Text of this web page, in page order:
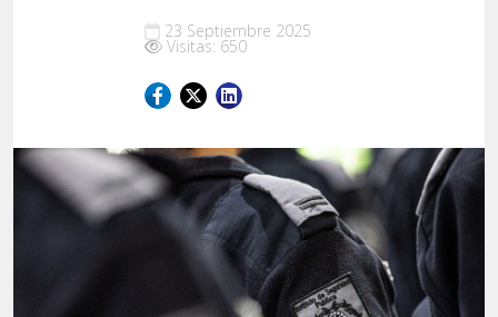
23 Septiembre 2025
Visitas: 650